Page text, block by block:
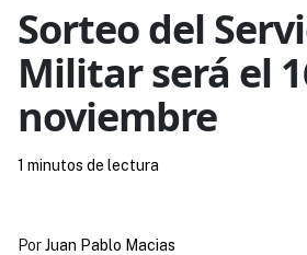
Sorteo del
Militar será el
noviembre
PorJuan Pablo Macias
1 minutos de lectura